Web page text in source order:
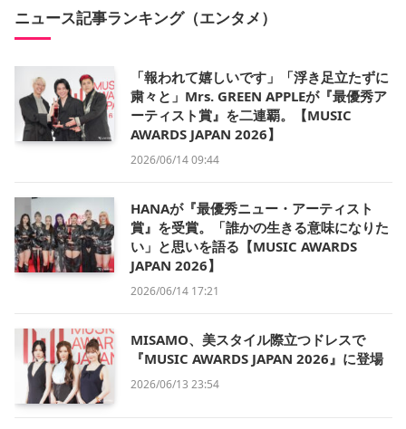
ニュース記事ランキング（エンタメ）
「報われて嬉しいです」「浮き足立たずに
粛々と」Mrs. GREEN APPLEが『最優秀ア
ーティスト賞』を二連覇。【MUSIC
AWARDS JAPAN 2026】
2026/06/14 09:44
HANAが『最優秀ニュー・アーティスト
賞』を受賞。「誰かの生きる意味になりた
い」と思いを語る【MUSIC AWARDS
JAPAN 2026】
2026/06/14 17:21
MISAMO、美スタイル際立つドレスで
『MUSIC AWARDS JAPAN 2026』に登場
2026/06/13 23:54